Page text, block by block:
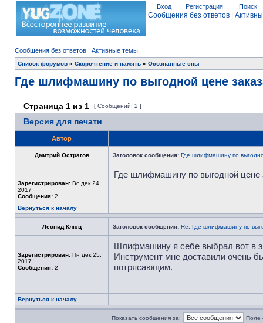
Вход Регистрация Поиск
Сообщения без ответов
Сообщения без ответов | Активные темы
Список форумов » Скорочтение и память » Осознанные сны
Где шлифмашину по выгодной цене
Страница 1 из 1 [ Сообщений: 2 ]
Версия для печати
Автор
Дмитрий Острагов Заголовок сообщения: Где шлифмашину по
Зарегистрирован: Вс дек 24,
2017
Сообщения: 2
Где шлифмашину по выгодной цене
Вернуться к началу
Леонид Клюц Заголовок сообщения: Re: Где шлифмашину по
Зарегистрирован: Пн дек 25,
2017
Сообщения: 2
Шлифмашину я себе выбрал вот в
Инструмент мне доставили очень
потрясающим.
Вернуться к началу
Показать сообщения за: Поле